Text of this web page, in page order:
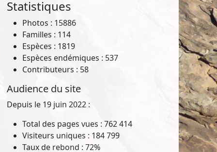
Statistiques
Photos : 15886
Familles : 114
Espèces : 1819
Espèces endémiques : 537
Contributeurs : 58
Audience du site
Depuis le 19 juin 2022 :
Total des pages vues : 762 414
Visiteurs uniques : 184 799
Taux de rebond : 72%